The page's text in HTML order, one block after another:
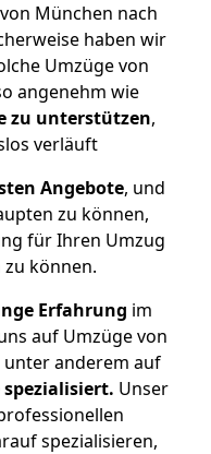
München nach
haben wir
Umzüge von
angenehm wie
zu unterstützen,
verläuft
Angebote, und
zu können,
für Ihren Umzug
können.
Erfahrung im
auf Umzüge von
unter anderem auf
Unser
spezialisieren,